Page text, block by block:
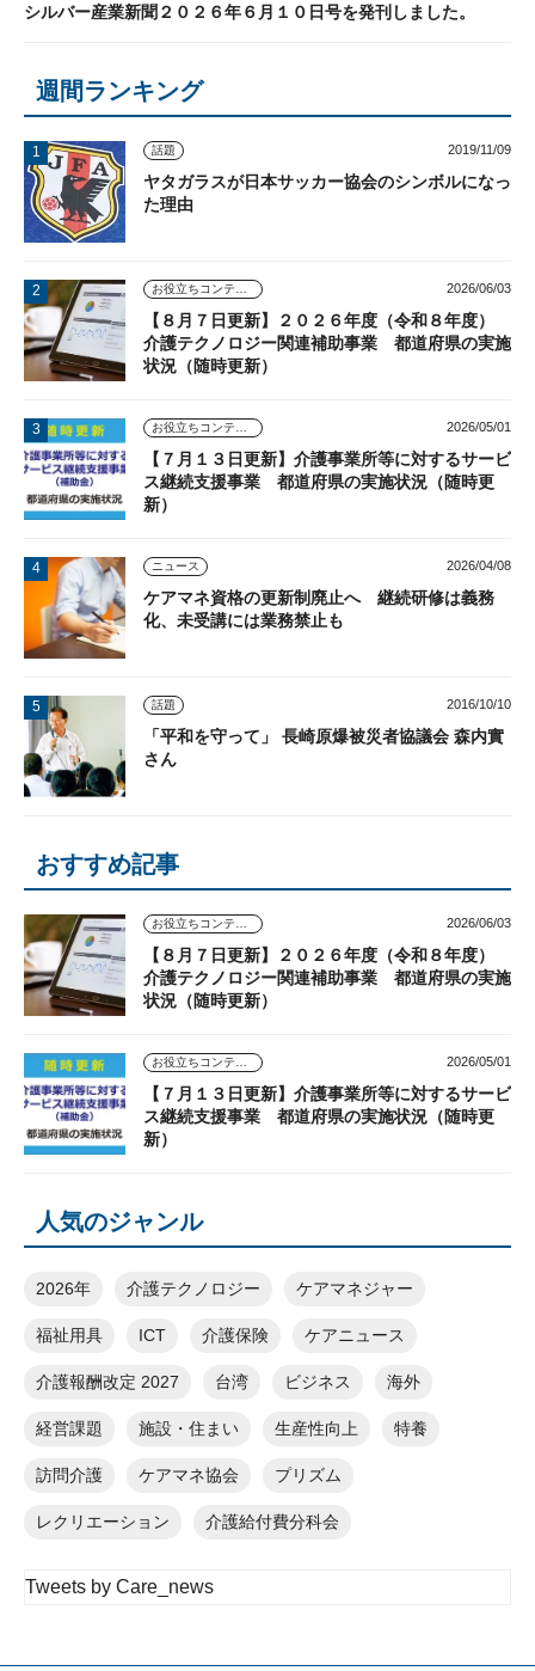
シルバー産業新聞２０２６年６月１０日号を発刊しました。
週間ランキング
話題 2019/11/09
ヤタガラスが日本サッカー協会のシンボルになっ
た理由
2026/06/03
【８月７日更新】２０２６年度（令和８年度）
介護テクノロジー関連補助事業 都道府県の実施
状況（随時更新）
2026/05/01
【７月１３日更新】介護事業所等に対するサービ
ス継続支援事業 都道府県の実施状況（随時更
新）
ニュース 2026/04/08
ケアマネ資格の更新制廃止へ 継続研修は義務
化、未受講には業務禁止も
話題 2016/10/10
「平和を守って」 長崎原爆被災者協議会 森内實
さん
おすすめ記事
2026/06/03
【８月７日更新】２０２６年度（令和８年度）
介護テクノロジー関連補助事業 都道府県の実施
状況（随時更新）
2026/05/01
【７月１３日更新】介護事業所等に対するサービ
ス継続支援事業 都道府県の実施状況（随時更
新）
人気のジャンル
2026年 介護テクノロジー ケアマネジャー
福祉用具 ICT 介護保険 ケアニュース
介護報酬改定 2027 台湾 ビジネス 海外
経営課題 施設・住まい 生産性向上 特養
訪問介護 ケアマネ協会 プリズム
レクリエーション 介護給付費分科会
Tweets by Care_news